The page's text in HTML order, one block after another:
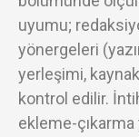
uyumu;
yönergeleri
yerleşimi,
kontrol edilir.
ekleme-